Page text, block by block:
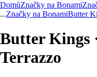
DomůZnačky na Bonami
...Značky na BonamiButter
Butter Kings
Terrazzo